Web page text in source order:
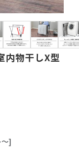
内物干しX型
]